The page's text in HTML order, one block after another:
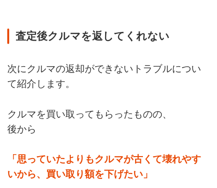
査定後クルマを返してくれない
次にクルマの返却ができないトラブルについ
て紹介します。
クルマを買い取ってもらったものの、
後から
「思っていたよりもクルマが古くて壊れやす
いから、買い取り額を下げたい」